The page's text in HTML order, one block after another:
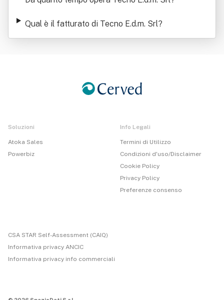
Qual è il fatturato di Tecno E.d.m. Srl?
Soluzioni
Atoka Sales
Powerbiz
Info Legali
Termini di Utilizzo
Condizioni d'uso/Disclaimer
Cookie Policy
Privacy Policy
Preferenze consenso
CSA STAR Self-Assessment (CAIQ)
Informativa privacy ANCIC
Informativa privacy info commerciali